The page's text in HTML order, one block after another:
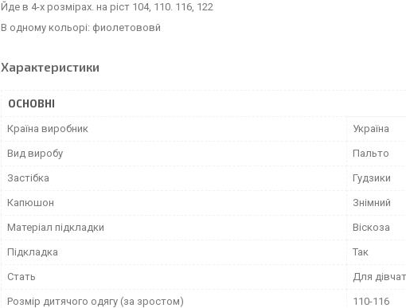
Йде в 4-х розмірах. на ріст 104, 110. 116, 122
В одному кольорі: фиолетововй
Характеристики
ОСНОВНІ
Країна виробник Україна
Вид виробу Пальто
Застібка Гудзики
Капюшон Знімний
Матеріал підкладки Віскоза
Підкладка Так
Стать Для
Розмір дитячого одягу (за зростом) 110-116